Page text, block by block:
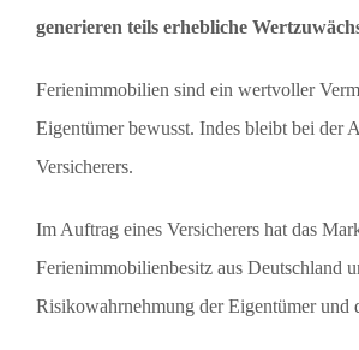
generieren teils erhebliche
Ferienimmobilien sind ein wertvoller
Eigentümer bewusst. Indes bleibt bei der
Versicherers.
Im Auftrag eines Versicherers hat das
Ferienimmobilienbesitz aus Deutschland
Risikowahrnehmung der Eigentümer und